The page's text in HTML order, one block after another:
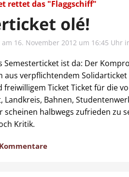
rettet das "Flaggschiff"
olé!
am 16. November 2012 um 16:45 Uhr
Semesterticket ist da: Der
aus verpflichtendem
freiwilligem Ticket Ticket für die
Landkreis, Bahnen,
scheinen halbwegs zufrieden zu
Kritik.